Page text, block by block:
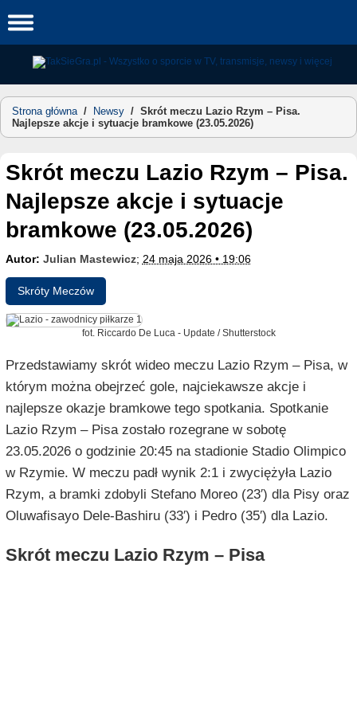
to
Strona główna/ Newsy / Skrót meczu Lazio Rzym – Pisa.
Najlepsze akcje i sytuacje bramkowe (23.05.2026)
Skrót meczu Lazio Rzym – Pisa.
Najlepsze akcje i sytuacje
bramkowe (23.05.2026)
Autor: Julian Mastewicz; 24 maja 2026 • 19:06
Skróty Meczów
fot. Riccardo De Luca - Update / Shutterstock
Przedstawiamy skrót wideo meczu Lazio Rzym – Pisa, w
którym można obejrzeć gole, najciekawsze akcje i
najlepsze okazje bramkowe tego spotkania. Spotkanie
Lazio Rzym – Pisa zostało rozegrane w sobotę
23.05.2026 o godzinie 20:45 na stadionie Stadio Olimpico
w Rzymie. W meczu padł wynik 2:1 i zwyciężyła Lazio
Rzym, a bramki zdobyli Stefano Moreo (23′) dla Pisy oraz
Oluwafisayo Dele-Bashiru (33′) i Pedro (35′) dla Lazio.
Skrót meczu Lazio Rzym – Pisa